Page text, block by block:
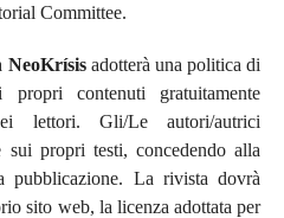
Committee.
NeoKrísisadotterà una politica di
propri contenuti gratuitamente
lettori. Gli/Le autori/autrici
sui propri testi, concedendo alla
La rivista dovrà
sito web, la licenza adottata per